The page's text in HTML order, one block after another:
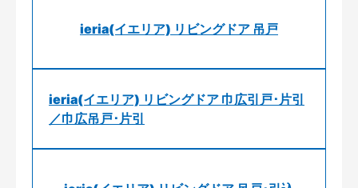
ieria(イエリア) リビングドア 吊戸
ieria(イエリア) リビングドア 巾広引戸･片引
／巾広吊戸･片引